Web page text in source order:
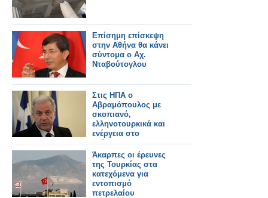
Επίσημη επίσκεψη
στην Αθήνα θα κάνει
σύντομα ο Αχ.
Νταβούτογλου
Στις ΗΠΑ ο
Αβραμόπουλος με
σκοπιανό,
ελληνοτουρκικά και
ενέργεια στο
επίκεντρο των
επαφών
Άκαρπες οι έρευνες
της Τουρκίας στα
κατεχόμενα για
εντοπισμό
πετρελαίου